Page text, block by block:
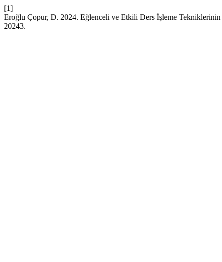
[1]
Eroğlu Çopur, D. 2024. Eğlenceli ve Etkili Ders İşleme
20243.